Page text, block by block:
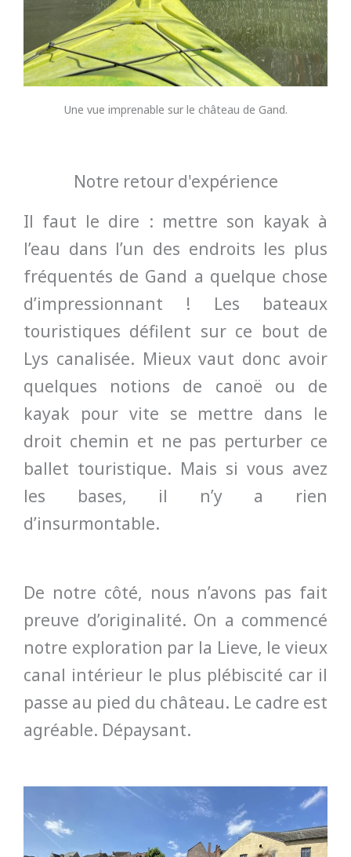
Une vue imprenable sur le château de Gand.
Notre retour d'expérience
Il faut le dire : mettre son kayak à
l’eau dans l’un des endroits les plus
fréquentés de Gand a quelque chose
d’impressionnant ! Les bateaux
touristiques défilent sur ce bout de
Lys canalisée. Mieux vaut donc avoir
quelques notions de canoë ou de
kayak pour vite se mettre dans le
droit chemin et ne pas perturber ce
ballet touristique. Mais si vous avez
les bases, il n’y a rien
d’insurmontable.
De notre côté, nous n’avons pas fait
preuve d’originalité. On a commencé
notre exploration par la Lieve, le vieux
canal intérieur le plus plébiscité car il
passe au pied du château. Le cadre est
agréable. Dépaysant.